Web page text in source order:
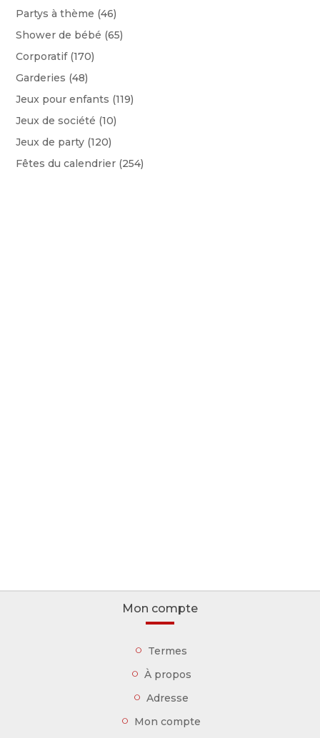
Partys à thème (46)
Shower de bébé (65)
Corporatif (170)
Garderies (48)
Jeux pour enfants (119)
Jeux de société (10)
Jeux de party (120)
Fêtes du calendrier (254)
Mon compte
Termes
À propos
Adresse
Mon compte